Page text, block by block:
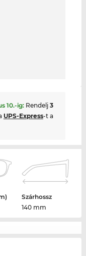
10.-ig: Rendelj 3
UPS-Express-t a
Szárhossz
140 mm